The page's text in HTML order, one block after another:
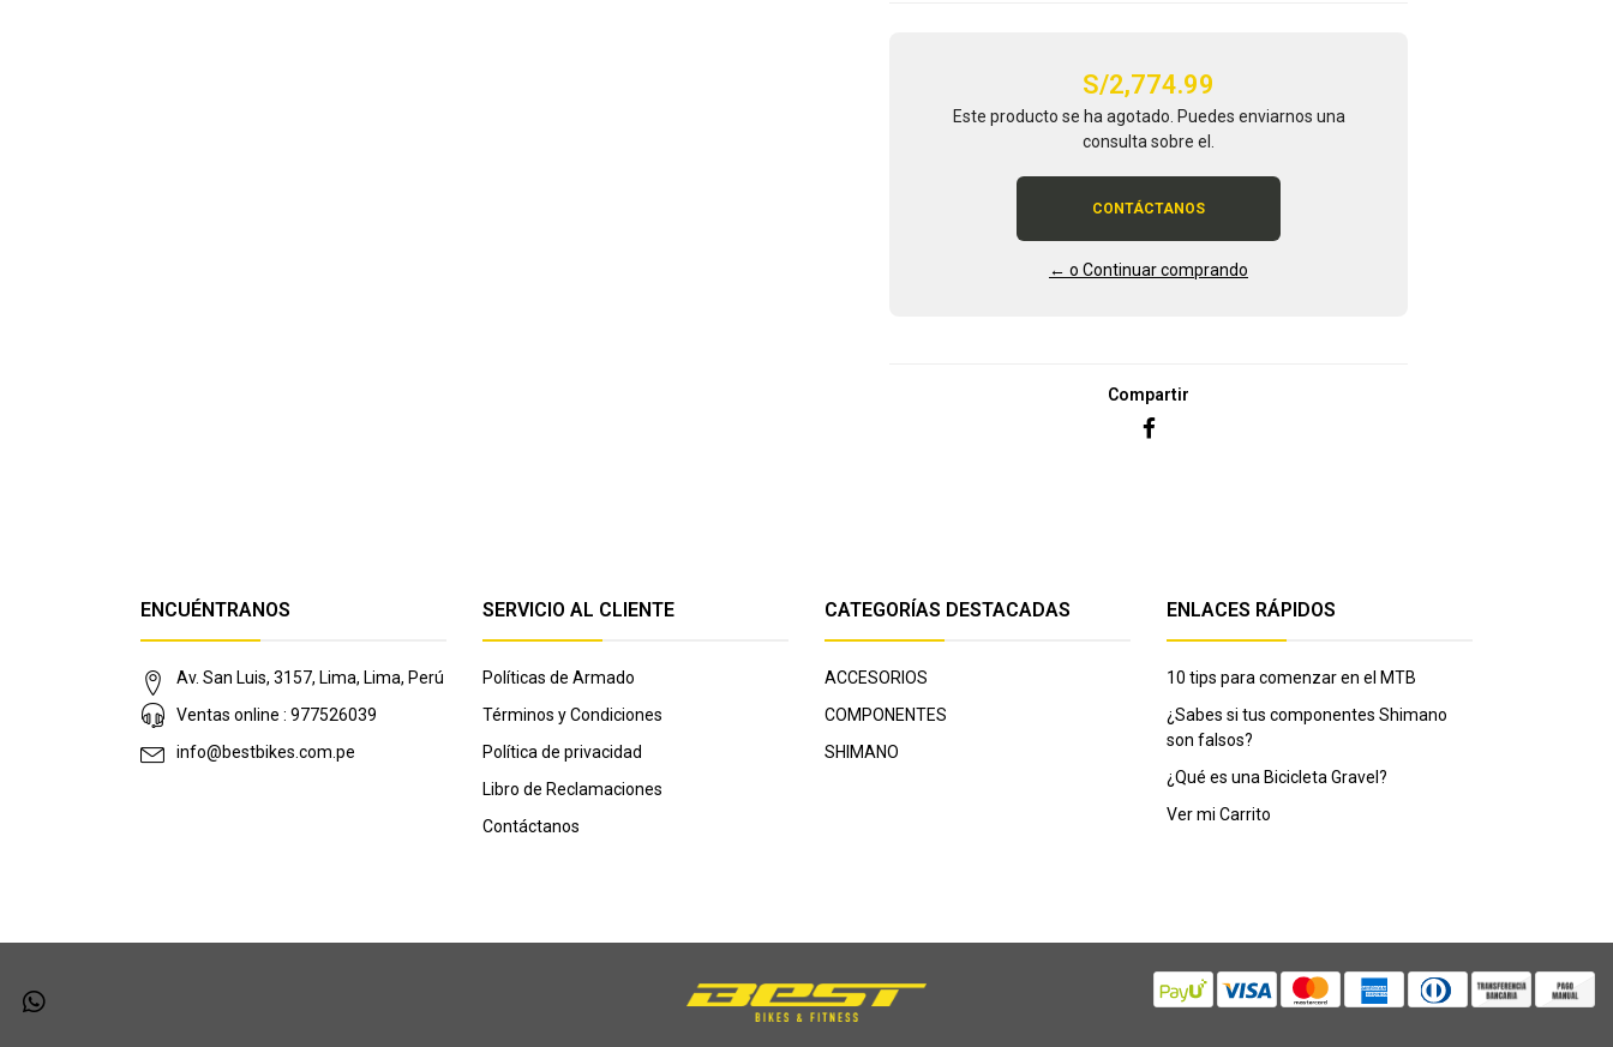
S/2,774.99
Este producto se ha agotado. Puedes enviarnos una
consulta sobre el.
CONTÁCTANOS
← o Continuar comprando
Compartir
ENCUÉNTRANOS
Av. San Luis, 3157, Lima, Lima, Perú
Ventas online : 977526039
info@bestbikes.com.pe
SERVICIO AL CLIENTE
Políticas de Armado
Términos y Condiciones
Política de privacidad
Libro de Reclamaciones
Contáctanos
CATEGORÍAS DESTACADAS
ACCESORIOS
COMPONENTES
SHIMANO
ENLACES RÁPIDOS
10 tips para comenzar en el MTB
¿Sabes si tus componentes Shimano
son falsos?
¿Qué es una Bicicleta Gravel?
Ver mi Carrito